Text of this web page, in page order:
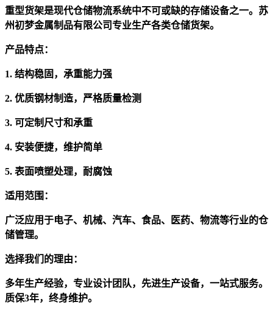
重型货架是现代仓储物流系统中不可或缺的存储设备之一。苏
州初梦金属制品有限公司专业生产各类仓储货架。
产品特点：
1. 结构稳固，承重能力强
2. 优质钢材制造，严格质量检测
3. 可定制尺寸和承重
4. 安装便捷，维护简单
5. 表面喷塑处理，耐腐蚀
适用范围：
广泛应用于电子、机械、汽车、食品、医药、物流等行业的仓
储管理。
选择我们的理由：
多年生产经验，专业设计团队，先进生产设备，一站式服务。
质保3年，终身维护。